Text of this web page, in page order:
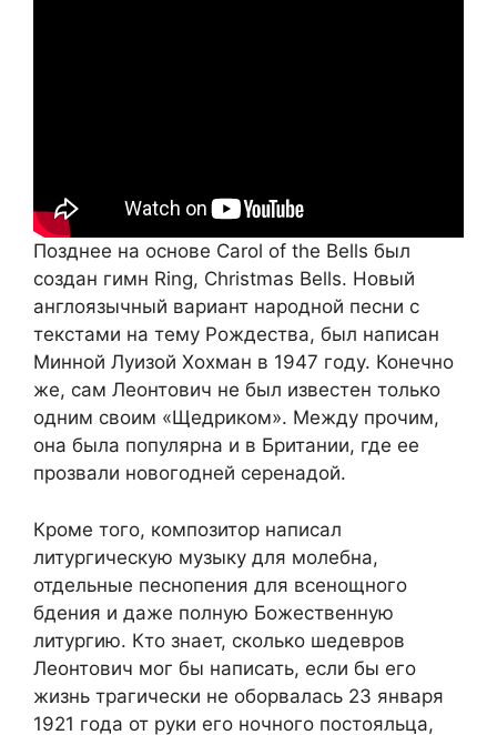
Позднее на основе Carol of the Bells был
создан гимн Ring, Christmas Bells. Новый
англоязычный вариант народной песни с
текстами на тему Рождества, был написан
Минной Луизой Хохман в 1947 году. Конечно
же, сам Леонтович не был известен только
одним своим «Щедриком». Между прочим,
она была популярна и в Британии, где ее
прозвали новогодней серенадой.
Кроме того, композитор написал
литургическую музыку для молебна,
отдельные песнопения для всенощного
бдения и даже полную Божественную
литургию. Кто знает, сколько шедевров
Леонтович мог бы написать, если бы его
жизнь трагически не оборвалась 23 января
1921 года от руки его ночного постояльца,